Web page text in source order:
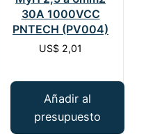
30A 1000VCC
PNTECH (PV004)
US$ 2,01
Añadir al
presupuesto